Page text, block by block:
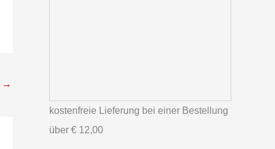
→
kostenfreie Lieferung bei einer Bestellung
über € 12,00